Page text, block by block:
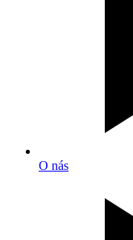
O nás